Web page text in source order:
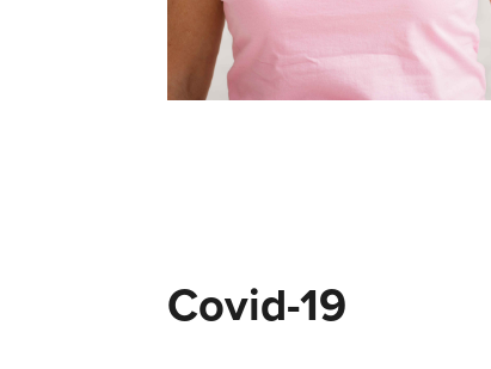
Covid-19